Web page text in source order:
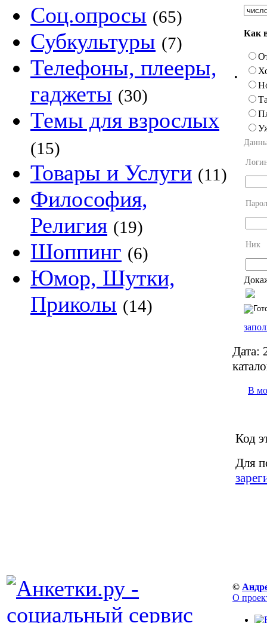
Соц.опросы (65)
Субкультуры (7)
Телефоны, плееры,
гаджеты (30)
Темы для взрослых
(15)
Товары и Услуги (11)
Философия,
Религия (19)
Шоппинг (6)
Юмор, Шутки,
Приколы (14)
•
Как
Ник
Дата:
В
Код
Для
©
О